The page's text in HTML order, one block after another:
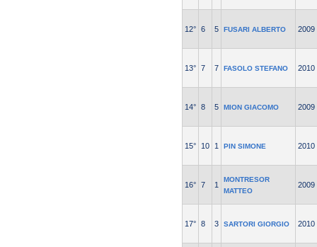
12° 6 5 FUSARI ALBERTO 2009
13° 7 7 FASOLO STEFANO 2010
14° 8 5 MION GIACOMO 2009
15° 10 1 PIN SIMONE 2010
16° 7 1
MONTRESOR
MATTEO
2009
17° 8 3 SARTORI GIORGIO 2010